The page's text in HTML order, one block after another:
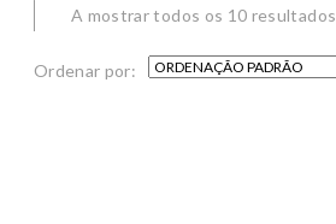
A mostrar todos os 10 resultados
Ordenar por: